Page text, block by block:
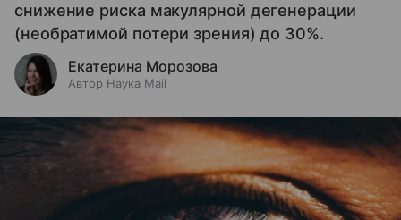
снижение риска макулярной дегенерации
(необратимой потери зрения) до 30%.
Екатерина Морозова
Автор Наука Mail